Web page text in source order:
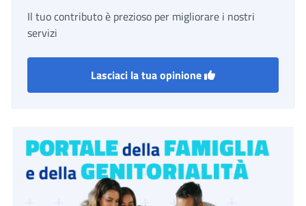
Il tuo contributo è prezioso per migliorare i nostri
servizi
Lasciaci la tua opinione